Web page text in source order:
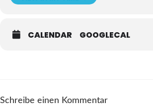
CALENDAR GOOGLECAL
Schreibe einen Kommentar